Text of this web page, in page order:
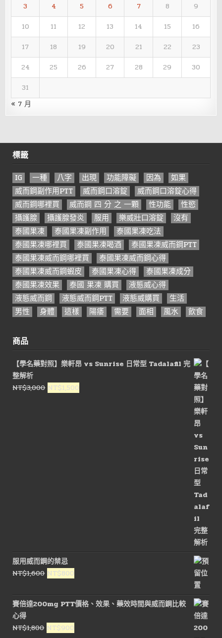
3
4 5 6 7 8
9
10
11 12 13 14 15
16
17
18 19 20 21 22
23
24
25 26 27 28 29
30
31
« 7 月
標籤
IG 一種 八字 出現 功能障礙 因為
如果
威而鋼副作用PTT
威而鋼口溶錠
威而鋼口溶錠心得
威而鋼哪裡買
威而鋼 四 分 之 一顆 性功能
性慾
攝護腺
攝護腺發炎 服用 樂威壯口溶錠
沒有
泰國果凍
泰國果凍副作用
泰國果凍吃法
泰國果凍哪裡買
泰國果凍喝酒
泰國果凍威而鋼PTT
泰國果凍威而鋼哪裡買
泰國果凍威而鋼心得
泰國果凍威而鋼蝦皮
泰國果凍心得
泰國果凍成分
泰國果凍效果
泰國 果凍 購買
液態威心得
液態威而鋼
液態威而鋼PTT 液態威購買
生活
男性
身體 這樣 陽痿 需要 面相 風水 飲食
商品
【學名藥對照】樂軒昂 vs Sunrise 日常型 Tadalafil 完
整解析
NT$3,000 原
NT$1,500
服用威而鋼的禁忌
NT$1,600 原
價
格：
NT$1,600。
NT$800
價
格：
NT$800。
賽倍達200mg PTT價格、效果、藥效時間與威而鋼比較
心得
NT$1,800 原
NT$900